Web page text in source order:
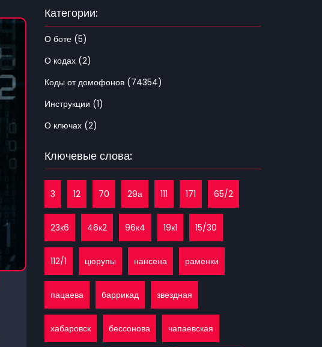
Категории:
О боте (5)
О кодах (2)
Коды от домофонов (74354)
Инструкции (1)
О ключах (2)
Ключевые слова:
3 12 70 29а 111 171 65/2
23к6 46к2 96к4 19к1 15/30
112/1 цюрупы нансена раменки
пацаева баррикад звездная
хабаровск бессонова чапаевская